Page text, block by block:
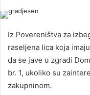
Iz Povereništva za
raseljena lica koja
da se jave u zgradi
br. 1, ukoliko su
zakupninom.